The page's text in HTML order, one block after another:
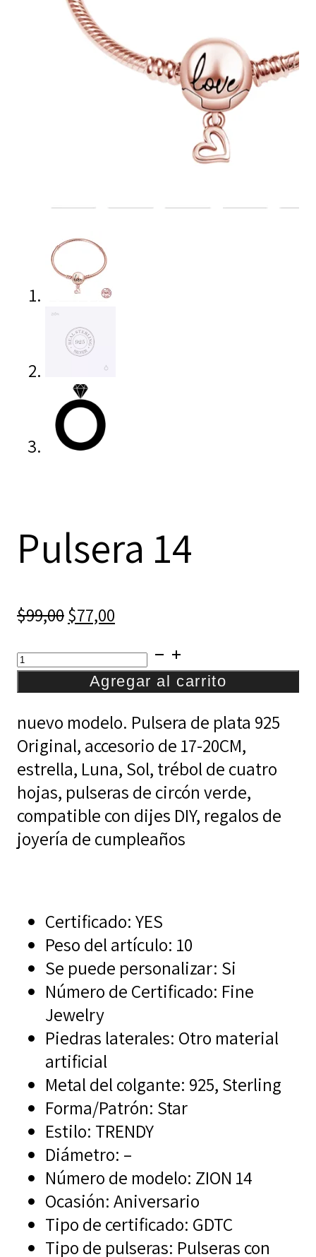
Pulsera 14
$99,00El
original
era:
$77,00
actual
es:
Pulsera
14
Agregar al carrito
nuevo modelo. Pulsera de plata 925
Original, accesorio de 17-20CM,
estrella, Luna, Sol, trébol de cuatro
hojas, pulseras de circón verde,
compatible con dijes DIY, regalos de
joyería de cumpleaños
Certificado: YES
Peso del artículo: 10
Se puede personalizar: Si
Número de Certificado: Fine
Jewelry
Piedras laterales: Otro material
artificial
Metal del colgante: 925, Sterling
Forma/Patrón: Star
Estilo: TRENDY
Diámetro: –
Número de modelo: ZION 14
Ocasión: Aniversario
Tipo de certificado: GDTC
Tipo de pulseras: Pulseras con